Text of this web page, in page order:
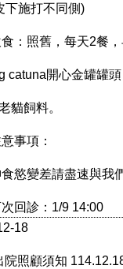
下施打不同側)
：照舊，每天2餐
catuna開心金罐罐頭
貓飼料。
事項：
慾變差請盡速與我
回診：1/9 14:00
18
院照顧須知